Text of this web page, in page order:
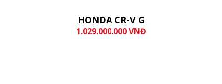
HONDA CR-V G
1.029.000.000 VNĐ